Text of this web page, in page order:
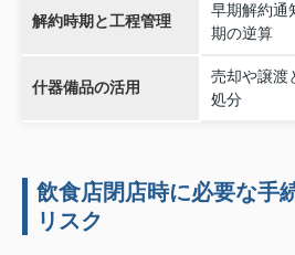
解約時期と工程管理
早期解約通
期の逆算
什器備品の活用
売却や譲渡
処分
飲食店閉店時に必要な手
リスク